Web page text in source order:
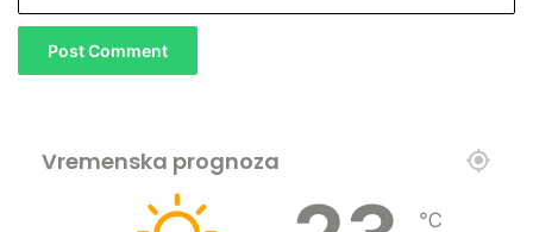
Vremenska prognoza
℃